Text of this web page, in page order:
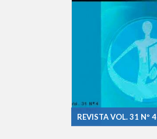
REVISTA VOL. 31 Nº 4